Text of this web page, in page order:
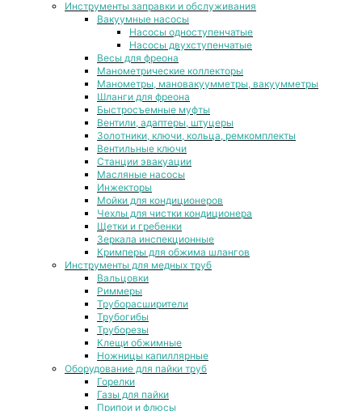
Инструменты заправки и обслуживания
Вакуумные насосы
Насосы одноступенчатые
Насосы двухступенчатые
Весы для фреона
Манометрические коллекторы
Манометры, мановакуумметры, вакуумметры
Шланги для фреона
Быстросъемные муфты
Вентили, адаптеры, штуцеры
Золотники, ключи, кольца, ремкомплекты
Вентильные ключи
Станции эвакуации
Масляные насосы
Инжекторы
Мойки для кондиционеров
Чехлы для чистки кондиционера
Щетки и гребенки
Зеркала инспекционные
Кримперы для обжима шлангов
Инструменты для медных труб
Вальцовки
Риммеры
Труборасширители
Трубогибы
Труборезы
Клещи обжимные
Ножницы капиллярные
Оборудование для пайки труб
Горелки
Газы для пайки
Припои и флюсы